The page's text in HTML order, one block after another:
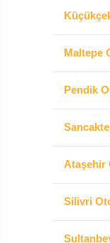
Maltepe
Pendik
Ataşehir
Silivri